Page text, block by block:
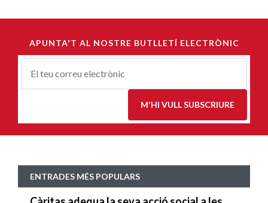
APUNTA'T AL NOSTRE BUTLLETÍ ELECTRÒNIC
Correu-
M'HI VULL SUBSCRIURE
ENTRADES MÉS POPULARS